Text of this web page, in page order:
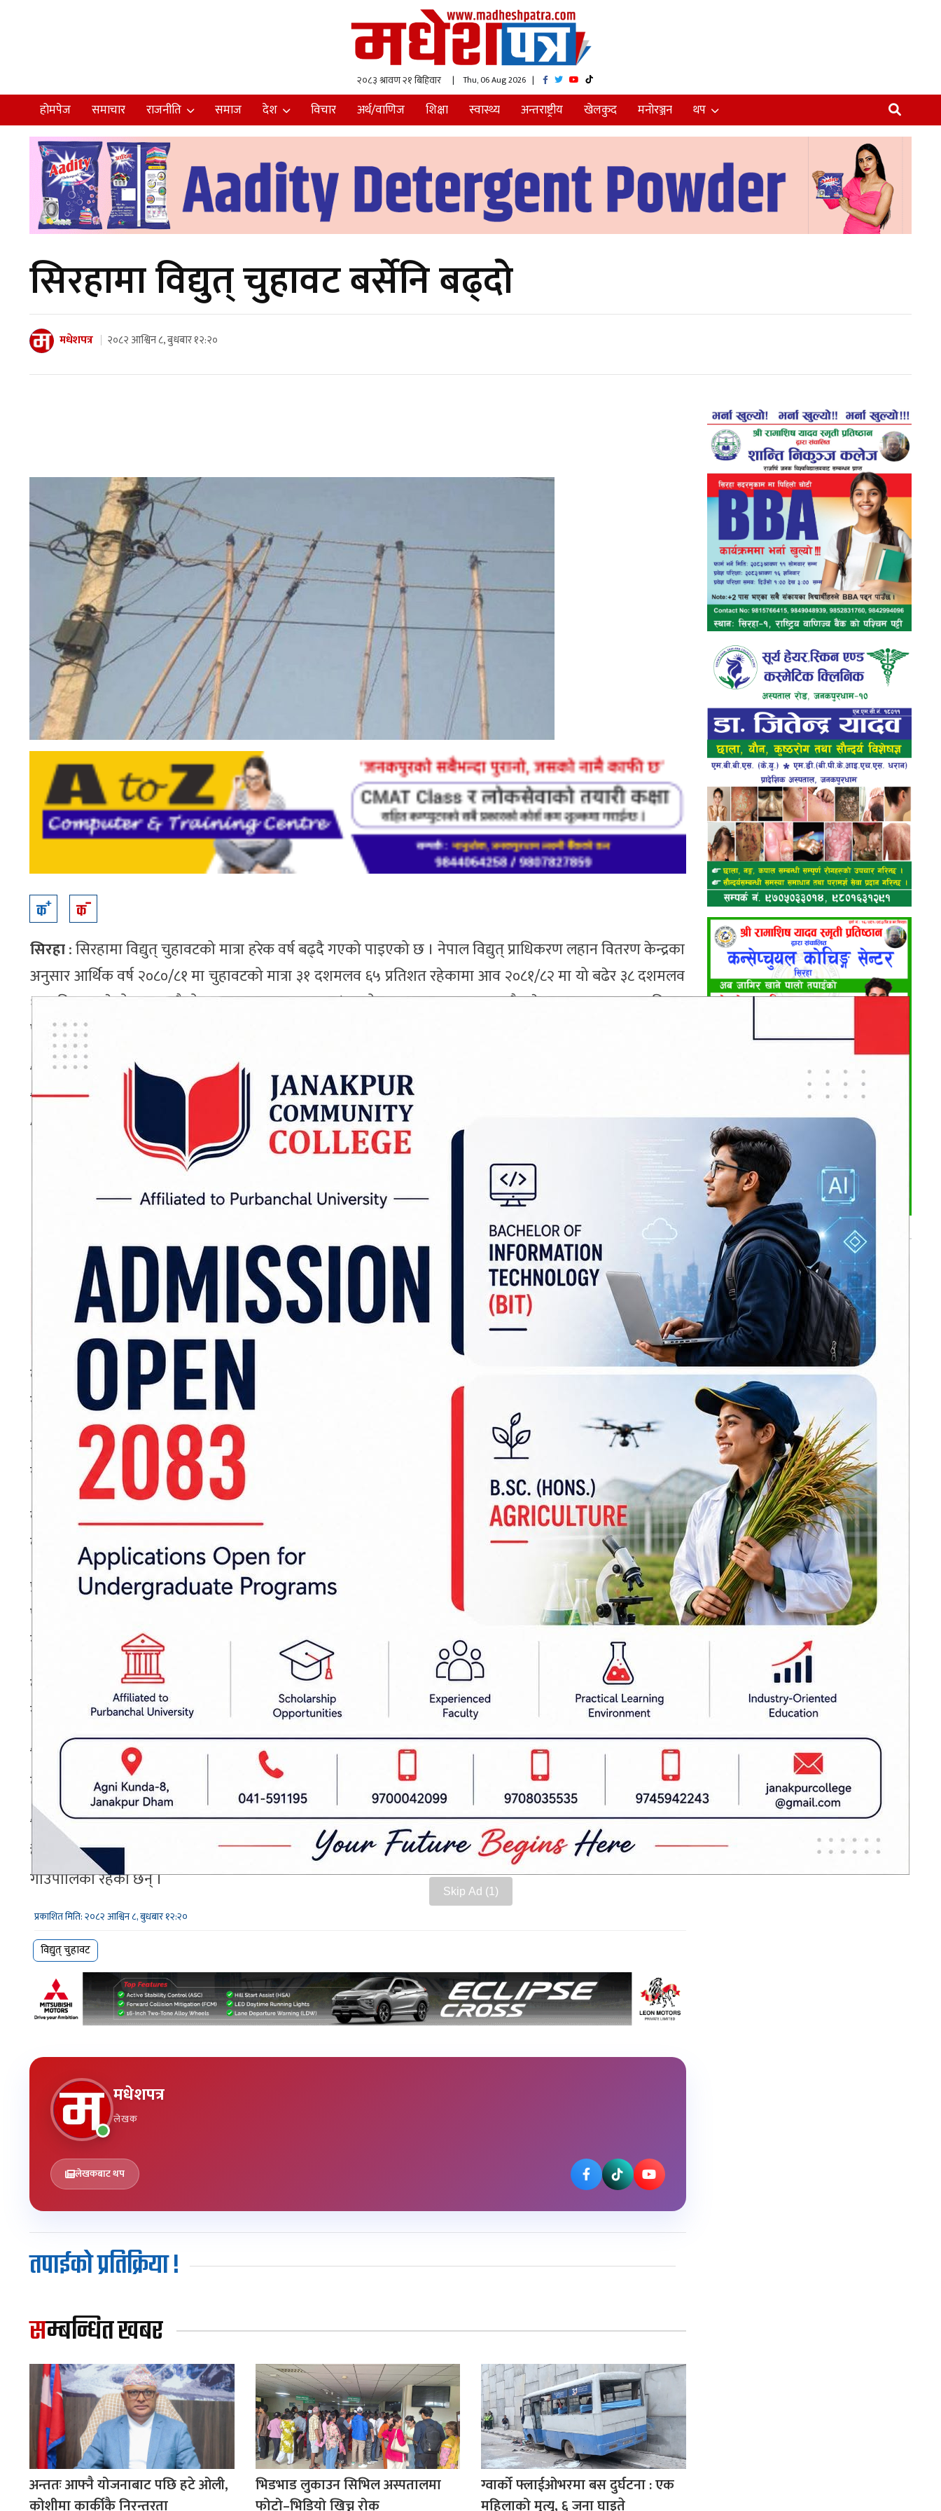
Skip Ad
| Thu, 06 Aug 2026 |
होमपेज समाचार राजनीति समाज देश विचार अर्थ/वाणिज शिक्षा स्वास्थ्य अन्तराष्ट्रीय खेलकुद मनोरञ्जन थप
सिरहामा विद्युत् चुहावट बर्सेनि बढ्दो
मधेशपत्र २०८२ आश्विन ८, बुधबार १२:२०
सिरहा: सिरहामा विद्युत् चुहावटको मात्रा हरेक वर्ष बढ्दै गएको पाइएको छ । नेपाल विद्युत् प्राधिकरण लहान वितरण केन्द्रका
अनुसार आर्थिक वर्ष २०८०/८१ मा चुहावटको मात्रा ३१ दशमलव ६५ प्रतिशत रहेकामा आव २०८१/८२ मा यो बढेर ३८ दशमलव
१० प्रतिशत पुगेको छ । हालैको तथ्याङ्कानुसार आव २०८२/८३ को साउनसम्ममा चुहावट झनै बढेर ४४ दशमलव ४६ प्रतिशत
पुगेको छ ।
वितरण केन्द्रका प्रमुख अवधेशकुमार गुप्ताका अनुसार चुहावटको मुख्य कारणमध्ये एक हुकिङ गरेर अत्यधिक मात्रामा कृषि
मिटरको दुरुपयोग हुनु हो ।
ADVERTISEMENT
लामो खडेरीका कारण धान रोपाइँ तथा सिँचाइका लागि केही लचिलो नीति अवलम्बन गरिए पनि प्राधिकरण अब कडाइका
साथ चोरी नियन्त्रणमा लाग्ने उनले स्पष्ट पारेका छन् ।
उनले भने, ‘यस वितरण केन्द्रबाट १७ हजार कृषि मिटर वितरण गरिए पनि किसानले मुस्किलले पाँच हजार मिटरमात्र खेतमा
राखेका छन्, बाँकी सबै घरमै राखेर दुरुपयोग गरिएको छ ।’
कृषि मिटरको सुरक्षित प्रयोग नगर्दा बर्सेनि मानिसको मृत्युसमेत भइरहेको जानकारी दिँदै गुप्ताले विद्युत् चोरीलाई नियन्त्रण गर्न
कानुनी कारबाहीलाई कडाइका साथ कार्यान्वयन गरिने बताए ।
प्राधिकरणका अनुसार विद्युत् चुहावटको प्रमुख कारणमध्ये चोरीलाई न्यूनीकरण गर्न सके यसले चुहावट नियन्त्रणमा टेवा
पुर्‍याउनुका साथै प्राधिकरणको आर्थिक अवस्थामा समेत सकारात्मक प्रभाव पार्नेछ । यसका लागि प्राधिकरणले मिटरको माग
गर्दा तोकिएको समयमै मिटर उपलब्ध गराउने प्रतिबद्धता जनाएको छ ।
कार्यालयले विद्युत् चोरीलाई सामाजिक अपराधका रूपमा स्थापित गर्दै स्थानीय तहसँग साझेदारीमा जनचेतनामूलक कार्यक्रम
सञ्चालन गर्ने तयारी गरिएको छ ।
विद्युत् चोरी नियन्त्रण ऐन, २०५८ अनुसार चोरीबाट वितरकलाई हानि भएमा सोबापतको क्षतिपूर्ति तिर्नुपर्नेछ । यदि कसुर पुनः
दोहोरिएमा वास्तविक हानिको दुई सय प्रतिशतसम्म क्षतिपूर्ति कसुरदारले बुझाउनुपर्ने कानुनी व्यवस्था छ ।
सिरहामा प्राधिकरणको लहान, मिर्चैया र सदरमुकाम सिरहामा गरी तीनवटा वितरण केन्द्र छन् । जसमध्ये लहान वितरण
केन्द्रअन्तर्गत लहान, सुखीपुर, धनगढीमाई नगरपालिका तथा बरियारपट्टी, विष्णुपुर, औरही, लक्ष्मीपुर पतारी र भगवानपुर
गाउँपालिका रहेका छन् ।
प्रकाशित मिति: २०८२ आश्विन ८, बुधबार १२:२०
विद्युत् चुहावट
मधेशपत्र
लेखक
लेखकबाट थप
तपाईको प्रतिक्रिया !
सम्बन्धित खबर
अन्ततः आफ्नै योजनाबाट पछि हटे ओली,
कोशीमा कार्कीकै निरन्तरता
भिडभाड लुकाउन सिभिल अस्पतालमा
फोटो–भिडियो खिच्न रोक
ग्वार्को फ्लाईओभरमा बस दुर्घटना : एक
महिलाको मृत्यु, ६ जना घाइते
भर्खरै
अन्ततः आफ्नै
योजनाबाट पछि हटे
ओली, कोशीमा
कार्कीकै निरन्तरता
भिडभाड लुकाउन
फोटो–भिडियो खिच्न
रोक
ग्वार्को फ्लाईओभरमा
बस दुर्घटना : एक
महिलाको मृत्यु, ६
जना घाइते
सर्वोच्चमा कांग्रेस
विशेष
महाधिवेशनसम्बन्धी
पुनरावलोकन निवेदन
अध्ययन हुँदै
गोरखामा पहिरो :
पेट्रोल पम्प र घरमा
क्षति, पाँच
मोटरसाइकल पुरिए
प्रधानमन्त्री बालेन
शाहद्वारा मन्त्रिपरिषद्
बैठक आह्वान